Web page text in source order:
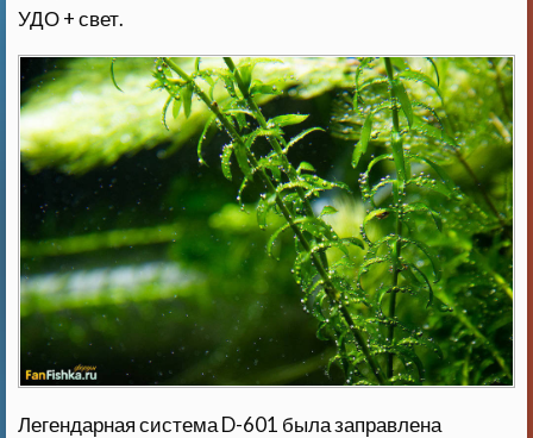
УДО + свет.
Легендарная система D-601 была заправлена